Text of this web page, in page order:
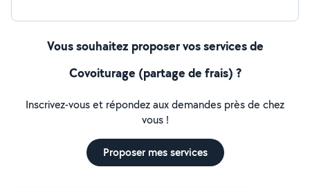
Vous souhaitez proposer vos services de
Covoiturage (partage de frais) ?
Inscrivez-vous et répondez aux demandes près de chez
vous !
Proposer mes services